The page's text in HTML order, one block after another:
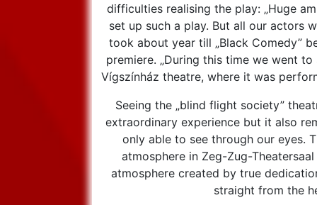
difficulties realising the play: „Huge
set up such a play. But all our actors
took about year till „Black Comedy”
premiere. „During this time we went
Vígszínház theatre, where it was
Seeing the „blind flight society”
extraordinary experience but it also
only able to see through our eyes.
atmosphere in Zeg-Zug-
atmosphere created by true
straight from the